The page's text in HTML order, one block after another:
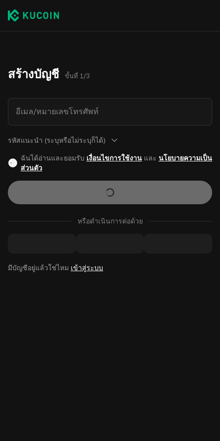
สร้างบัญชี ขั้นที่ 1/3
อีเมล/หมายเลขโทรศัพท์
รหัสแนะนำ (ระบุหรือไม่ระบุก็ได้)
ฉันได้อ่านและยอมรับ เงื่อนไขการใช้งานและ นโยบายความเป็น
ส่วนตัว
หรือดำเนินการต่อด้วย
มีบัญชีอยู่แล้วใช่ไหม เข้าสู่ระบบ